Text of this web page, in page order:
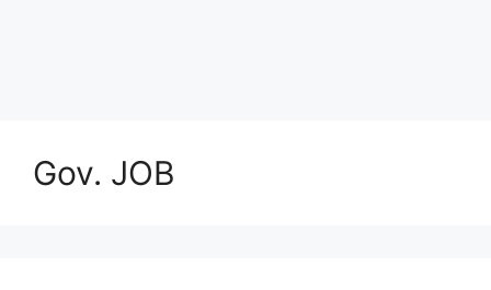
Gov. JOB